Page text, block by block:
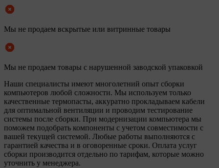
Мы не продаем вскрытые или витринные товары
Мы не продаем товары с нарушенной заводской упаковкой
Наши специалисты имеют многолетний опыт сборки
компьютеров любой сложности. Мы используем только
качественные термопасты, аккуратно прокладываем кабели
для оптимальной вентиляции и проводим тестирование
системы после сборки. При модернизации компьютера мы
поможем подобрать компоненты с учетом совместимости с
вашей текущей системой. Любые работы выполняются с
гарантией качества и в оговоренные сроки. Оплата услуг
сборки производится отдельно по тарифам, которые можно
уточнить у менеджера.